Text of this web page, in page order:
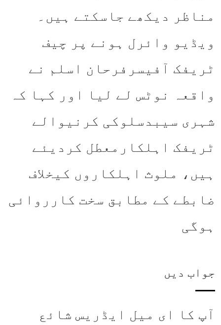
مناظر دیکھے جاسکتے ہیں۔
ویڈیو وائرل ہونے پر چیف
ٹریفک آفیسرفرحان اسلم نے
واقعہ نوٹس لے لیا اور کہا کہ
شہری سیبدسلوکی کرنیوالے
ٹریفک اہلکارمعطل کردیئے
ہیں، ملوث اہلکاروں کیخلاف
ضابطے کے مطابق سخت کارروائی
ہوگی
جواب دیں
آپ کا ای میل ایڈریس شائع